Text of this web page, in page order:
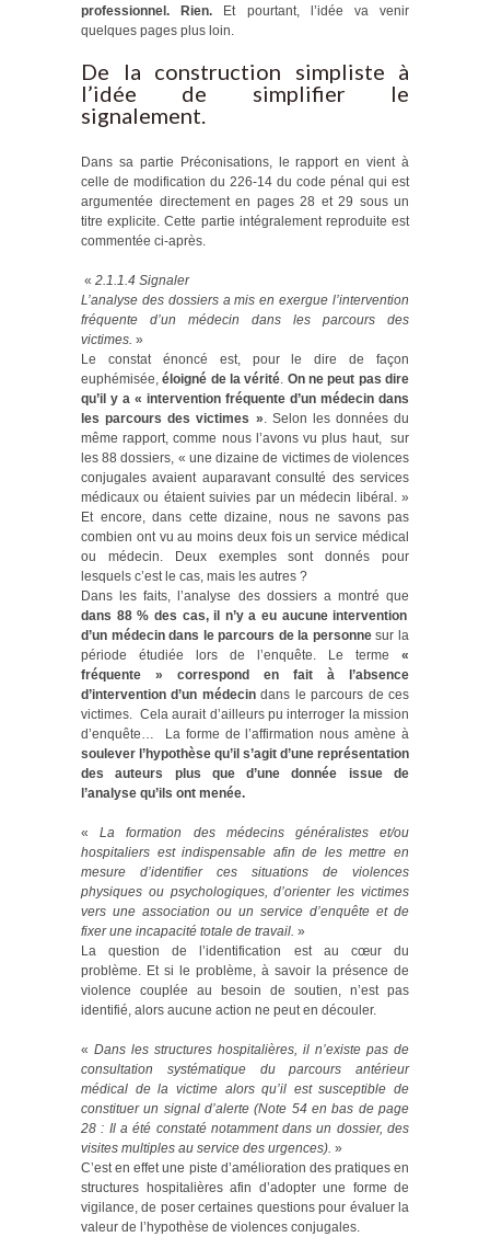
professionnel. Rien. Et pourtant, l’idée va venir
quelques pages plus loin.
De la construction simpliste à
l’idée de simplifier le
signalement.
Dans sa partie Préconisations, le rapport en vient à
celle de modification du 226-14 du code pénal qui est
argumentée directement en pages 28 et 29 sous un
titre explicite. Cette partie intégralement reproduite est
commentée ci-après.
« 2.1.1.4 Signaler
L’analyse des dossiers a mis en exergue l’intervention
fréquente d’un médecin dans les parcours des
victimes. »
Le constat énoncé est, pour le dire de façon
euphémisée,éloigné de la vérité. On ne peut pas dire
qu’il y a « intervention fréquente d’un médecin dans
les parcours des victimes ». Selon les données du
même rapport, comme nous l’avons vu plus haut, sur
les 88 dossiers, « une dizaine de victimes de violences
conjugales avaient auparavant consulté des services
médicaux ou étaient suivies par un médecin libéral. »
Et encore, dans cette dizaine, nous ne savons pas
combien ont vu au moins deux fois un service médical
ou médecin. Deux exemples sont donnés pour
lesquels c’est le cas, mais les autres ?
Dans les faits, l’analyse des dossiers a montré que
dans 88 % des cas, il n’y a eu aucune intervention
d’un médecin dans le parcours de la personnesur la
période étudiée lors de l’enquête. Le terme «
fréquente » correspond en fait à l’absence
d’intervention d’un médecindans le parcours de ces
victimes. Cela aurait d’ailleurs pu interroger la mission
d’enquête… La forme de l’affirmation nous amène à
soulever l’hypothèse qu’il s’agit d’une représentation
des auteurs plus que d’une donnée issue de
l’analyse qu’ils ont menée.
«La formation des médecins généralistes et/ou
hospitaliers est indispensable afin de les mettre en
mesure d’identifier ces situations de violences
physiques ou psychologiques, d’orienter les victimes
vers une association ou un service d’enquête et de
fixer une incapacité totale de travail. »
La question de l’identification est au cœur du
problème. Et si le problème, à savoir la présence de
violence couplée au besoin de soutien, n’est pas
identifié, alors aucune action ne peut en découler.
« Dans les structures hospitalières, il n’existe pas de
consultation systématique du parcours antérieur
médical de la victime alors qu’il est susceptible de
constituer un signal d’alerte (Note 54 en bas de page
28 : Il a été constaté notamment dans un dossier, des
visites multiples au service des urgences). »
C’est en effet une piste d’amélioration des pratiques en
structures hospitalières afin d’adopter une forme de
vigilance, de poser certaines questions pour évaluer la
valeur de l’hypothèse de violences conjugales.